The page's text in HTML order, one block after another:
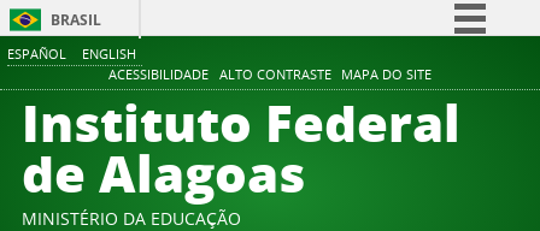
ESPAÑOL ENGLISH
ACESSIBILIDADE ALTO CONTRASTE MAPA DO SITE
BRASIL
Comunica BR
Participe
Instituto Federal
de Alagoas
MINISTÉRIO DA EDUCAÇÃO